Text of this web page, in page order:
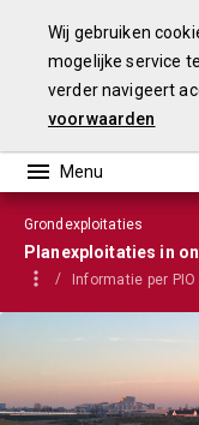
Wij gebruiken
mogelijke service
verder navigeert
voorwaarden
Grondexploitaties
Planexploitaties in
Informatie per PIO